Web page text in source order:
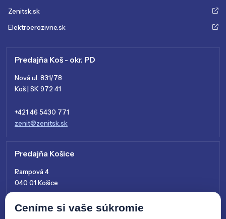
Zenitsk.sk
Elektroerozivne.sk
Predajňa Koš - okr. PD
Nová ul. 831/78
Koš | SK 972 41
+421 46 5430 771
zenit@zenitsk.sk
Predajňa Košice
Rampová 4
040 01 Košice
+421 915 761 028
Ceníme si vaše súkromie